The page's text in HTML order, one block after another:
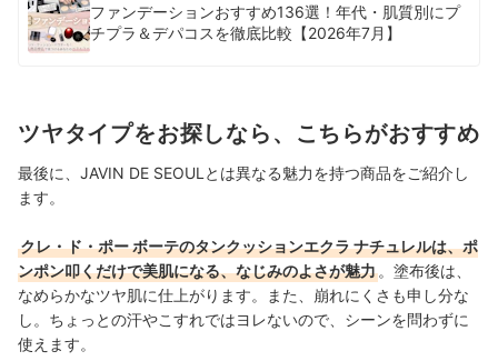
ファンデーションおすすめ136選！年代・肌質別にプ
チプラ＆デパコスを徹底比較【2026年7月】
ツヤタイプをお探しなら、こちらがおすすめ
最後に、JAVIN DE SEOULとは異なる魅力を持つ商品をご紹介し
ます。
クレ・ド・ポー ボーテのタンクッションエクラ ナチュレルは、ポ
ンポン叩くだけで美肌になる、なじみのよさが魅力 。塗布後は、
なめらかなツヤ肌に仕上がります。また、崩れにくさも申し分な
し。ちょっとの汗やこすれではヨレないので、シーンを問わずに
使えます。